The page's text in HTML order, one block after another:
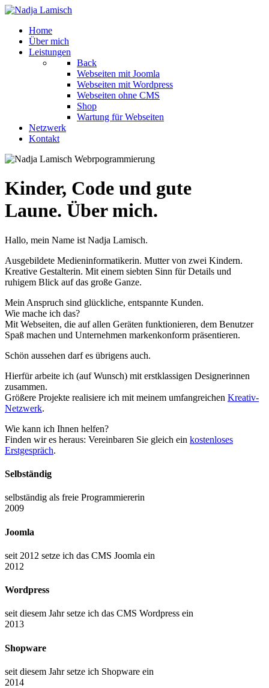
Home
Über mich
Leistungen
Back
Webseiten mit Joomla
Webseiten mit Wordpress
Webseiten ohne CMS
Shop
Wartung für Webseiten
Netzwerk
Kontakt
Kinder, Code und gute
Laune. Über mich.
Hallo, mein Name ist Nadja Lamisch.
Ausgebildete Medieninformatikerin. Mutter von zwei Kindern.
Kreative Gestalterin. Mit einem siebten Sinn für Details und
ruhigem Blick auf das große Ganze.
Mein Anspruch sind glückliche, entspannte Kunden.
Wie mache ich das?
Mit Webseiten, die auf allen Geräten funktionieren, dem Benutzer
Spaß machen und Unternehmen markenkonform präsentieren.
Schön aussehen darf es übrigens auch.
Hierfür arbeite ich (auf Wunsch) mit erstklassigen Designerinnen
zusammen.
Größere Projekte realisiere ich mit meinem umfangreichen Kreativ-
Netzwerk.
Wie kann ich Ihnen helfen?
Finden wir es heraus: Vereinbaren Sie gleich ein kostenloses
Erstgespräch.
Selbständig
selbständig als freie Programmiererin
2009
Joomla
seit 2012 setze ich das CMS Joomla ein
2012
Wordpress
seit diesem Jahr setze ich das CMS Wordpress ein
2013
Shopware
seit diesem Jahr setze ich Shopware ein
2014